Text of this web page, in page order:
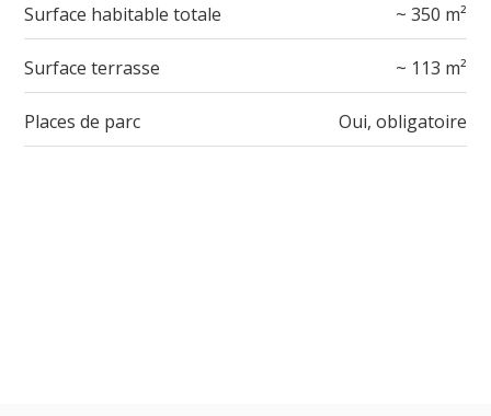
Surface habitable totale ~ 350 m²
Surface terrasse ~ 113 m²
Places de parc Oui, obligatoire